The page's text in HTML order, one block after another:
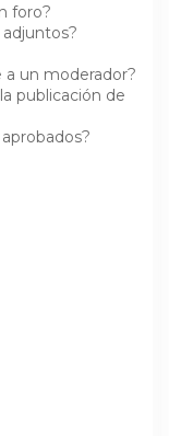
foro?
un moderador?
publicación de